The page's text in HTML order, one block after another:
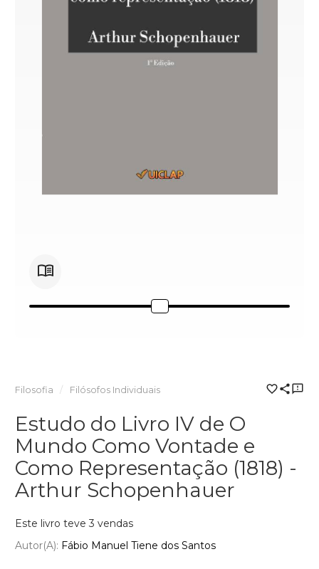
Filosofia Filósofos Individuais
Estudo do Livro IV de O
Mundo Como Vontade e
Como Representação (1818) -
Arthur Schopenhauer
Este livro teve 3 vendas
Autor(a): Fábio Manuel Tiene dos Santos